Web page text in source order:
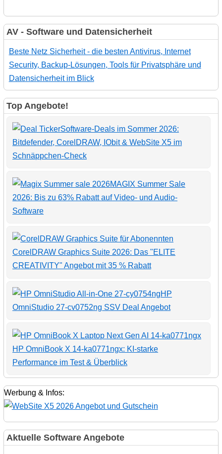
AV - Software und Datensicherheit
Beste Netz Sicherheit - die besten Antivirus, Internet
Security, Backup-Lösungen, Tools für Privatsphäre und
Datensicherheit im Blick
Top Angebote!
Software-Deals im Sommer 2026:
Bitdefender, CorelDRAW, IObit & WebSite X5 im
Schnäppchen-Check
MAGIX Summer Sale
2026: Bis zu 63% Rabatt auf Video- und Audio-
Software
CorelDRAW Graphics Suite 2026: Das "ELITE
CREATIVITY" Angebot mit 35 % Rabatt
HP
OmniStudio 27-cv0752ng SSV Deal Angebot
HP OmniBook X 14-ka0771ngx: KI-starke
Performance im Test & Überblick
Werbung & Infos:
Aktuelle Software Angebote